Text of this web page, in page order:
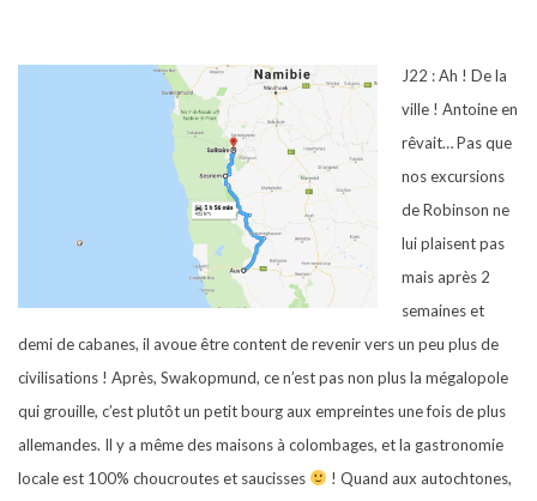
J22 : Ah ! De la
ville ! Antoine en
rêvait… Pas que
nos excursions
de Robinson ne
lui plaisent pas
mais après 2
semaines et
demi de cabanes, il avoue être content de revenir vers un peu plus de
civilisations ! Après, Swakopmund, ce n’est pas non plus la mégalopole
qui grouille, c’est plutôt un petit bourg aux empreintes une fois de plus
allemandes. Il y a même des maisons à colombages, et la gastronomie
locale est 100% choucroutes et saucisses
! Quand aux autochtones,